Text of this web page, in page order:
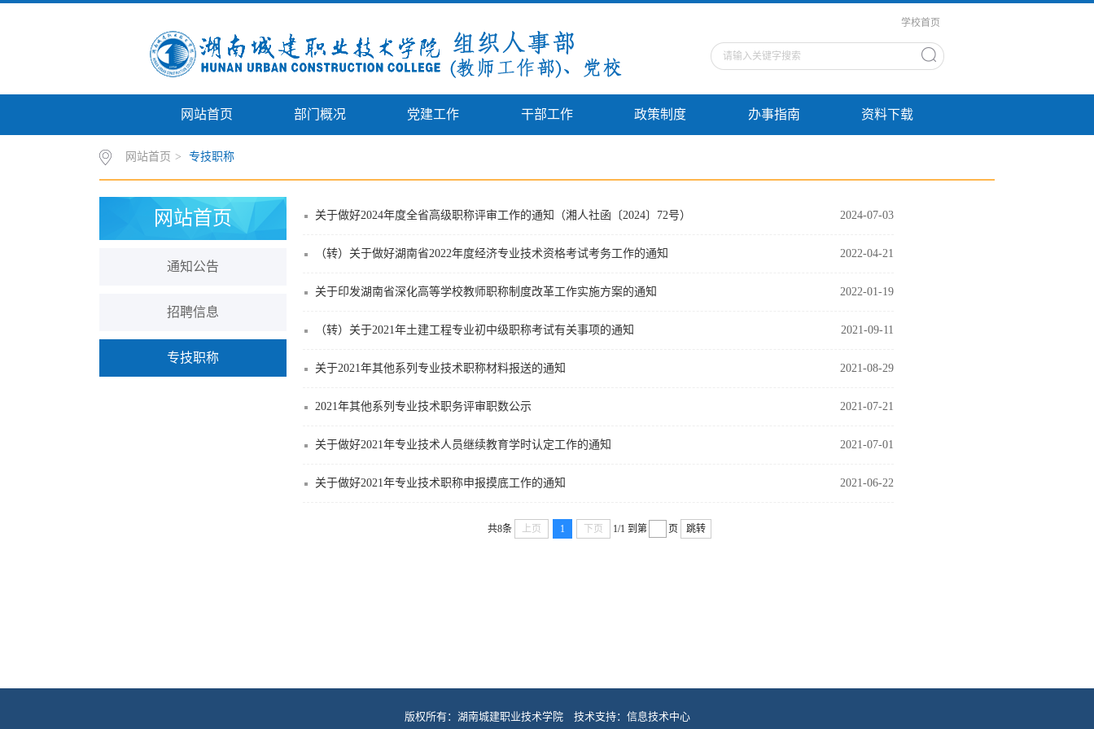
学校首页
网站首页 部门概况 党建工作 干部工作 政策制度 办事指南 资料下载
网站首页 > 专技职称
网站首页
通知公告
招聘信息
专技职称
2024-07-03
关于做好2024年度全省高级职称评审工作的通知（湘人社函〔2024〕72号）
2022-04-21
（转）关于做好湖南省2022年度经济专业技术资格考试考务工作的通知
2022-01-19
关于印发湖南省深化高等学校教师职称制度改革工作实施方案的通知
2021-09-11
（转）关于2021年土建工程专业初中级职称考试有关事项的通知
2021-08-29
关于2021年其他系列专业技术职称材料报送的通知
2021-07-21
2021年其他系列专业技术职务评审职数公示
2021-07-01
关于做好2021年专业技术人员继续教育学时认定工作的通知
2021-06-22
关于做好2021年专业技术职称申报摸底工作的通知
共8条 上页 1 下页 1/1 到第 页 跳转
版权所有：湖南城建职业技术学院 技术支持：信息技术中心